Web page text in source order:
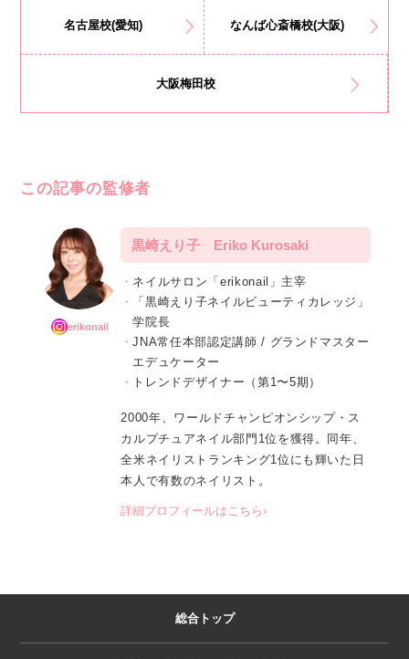
名古屋校(愛知) なんば心斎橋校(大阪)
大阪梅田校
この記事の監修者
erikonail
黒崎えり子 Eriko Kurosaki
ネイルサロン「erikonail」主宰
「黒崎えり子ネイルビューティカレッジ」
学院長
JNA常任本部認定講師 / グランドマスター
エデュケーター
トレンドデザイナー（第1〜5期）
2000年、ワールドチャンピオンシップ・ス
カルプチュアネイル部門1位を獲得。同年、
全米ネイリストランキング1位にも輝いた日
本人で有数のネイリスト。
詳細プロフィールはこちら›
総合トップ